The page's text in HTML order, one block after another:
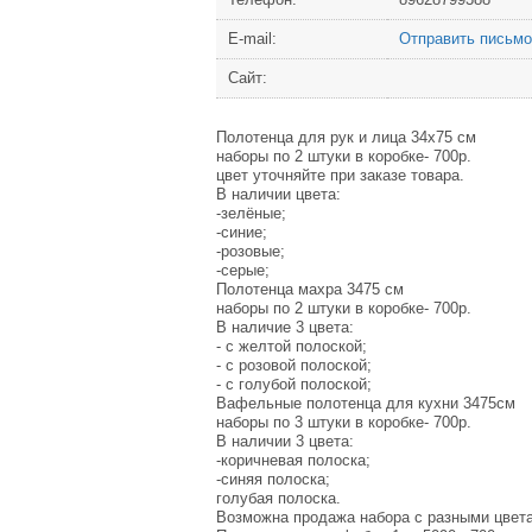
Е-mail: Отправить письмо
Сайт:
Полотенца для рук и лица 34х75 см
наборы по 2 штуки в коробке- 700р.
цвет уточняйте при заказе товара.
В наличии цвета:
-зелёные;
-синие;
-розовые;
-серые;
Полотенца махра 3475 см
наборы по 2 штуки в коробке- 700р.
В наличие 3 цвета:
- с желтой полоской;
- с розовой полоской;
- с голубой полоской;
Вафельные полотенца для кухни 3475см
наборы по 3 штуки в коробке- 700р.
В наличии 3 цвета:
-коричневая полоска;
-синяя полоска;
голубая полоска.
Возможна продажа набора с разными